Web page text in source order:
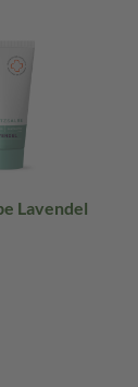
Lavendel